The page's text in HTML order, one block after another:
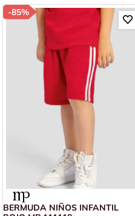
-85%
BERMUDA NIÑOS INFANTIL